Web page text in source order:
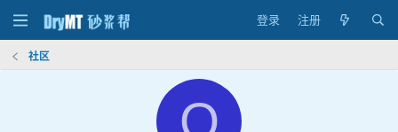
登录 注册
社区